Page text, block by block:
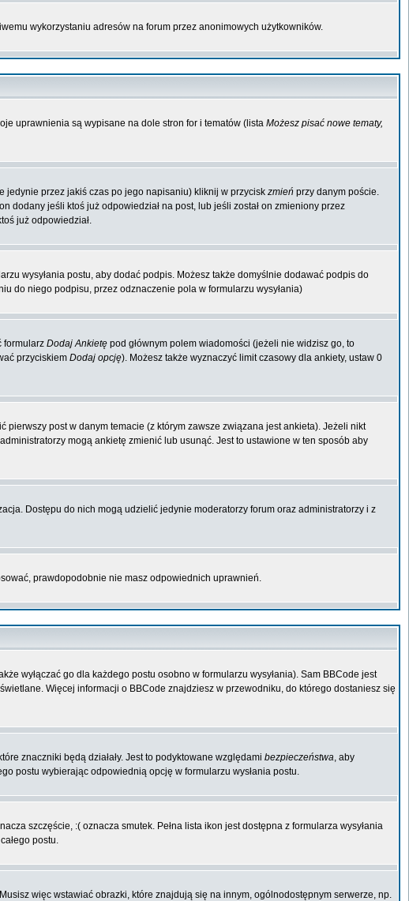
wykorzystaniu adresów na forum przez anonimowych użytkowników.
uprawnienia są wypisane na dole stron for i tematów (lista Możesz pisać nowe tematy,
jedynie przez jakiś czas po jego napisaniu) kliknij w przycisk zmień przy danym poście.
dodany jeśli ktoś już odpowiedział na post, lub jeśli został on zmieniony przez
już odpowiedział.
wysyłania postu, aby dodać podpis. Możesz także domyślnie dodawać podpis do
do niego podpisu, przez odznaczenie pola w formularzu wysyłania)
formularz Dodaj Ankietę pod głównym polem wiadomości (jeżeli nie widzisz go, to
przyciskiem Dodaj opcję). Możesz także wyznaczyć limit czasowy dla ankiety, ustaw 0
post w danym temacie (z którym zawsze związana jest ankieta). Jeżeli nikt
mogą ankietę zmienić lub usunąć. Jest to ustawione w ten sposób aby
Dostępu do nich mogą udzielić jedynie moderatorzy forum oraz administratorzy i z
prawdopodobnie nie masz odpowiednich uprawnień.
wyłączać go dla każdego postu osobno w formularzu wysyłania). Sam BBCode jest
Więcej informacji o BBCode znajdziesz w przewodniku, do którego dostaniesz się
znaczniki będą działały. Jest to podyktowane względami bezpieczeństwa, aby
postu wybierając odpowiednią opcję w formularzu wysłania postu.
szczęście, :( oznacza smutek. Pełna lista ikon jest dostępna z formularza wysyłania
postu.
więc wstawiać obrazki, które znajdują się na innym, ogólnodostępnym serwerze, np.